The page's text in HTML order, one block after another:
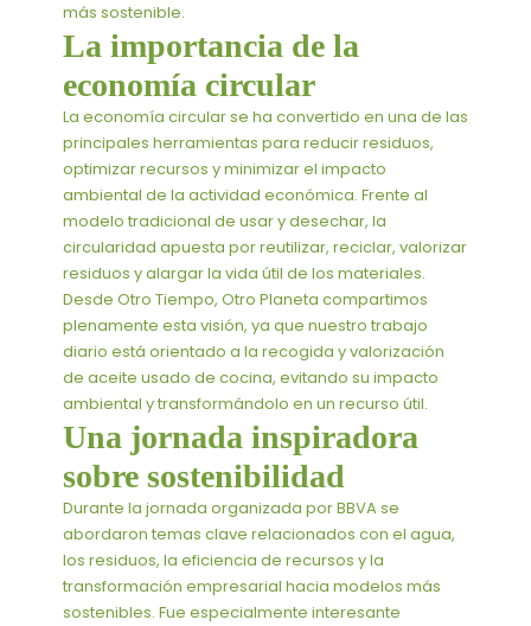
más sostenible.
La importancia de la
economía circular
La economía circular se ha convertido en una de las
principales herramientas para reducir residuos,
optimizar recursos y minimizar el impacto
ambiental de la actividad económica. Frente al
modelo tradicional de usar y desechar, la
circularidad apuesta por reutilizar, reciclar, valorizar
residuos y alargar la vida útil de los materiales.
Desde Otro Tiempo, Otro Planeta compartimos
plenamente esta visión, ya que nuestro trabajo
diario está orientado a la recogida y valorización
de aceite usado de cocina, evitando su impacto
ambiental y transformándolo en un recurso útil.
Una jornada inspiradora
sobre sostenibilidad
Durante la jornada organizada por BBVA se
abordaron temas clave relacionados con el agua,
los residuos, la eficiencia de recursos y la
transformación empresarial hacia modelos más
sostenibles. Fue especialmente interesante